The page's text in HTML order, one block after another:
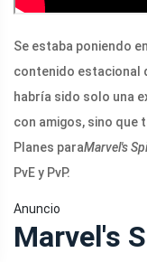
Se estaba poniendo
contenido estacional
habría sido solo una
con amigos, sino que
Planes paraMarvel's
PvE y PvP.
Anuncio
Marvel's